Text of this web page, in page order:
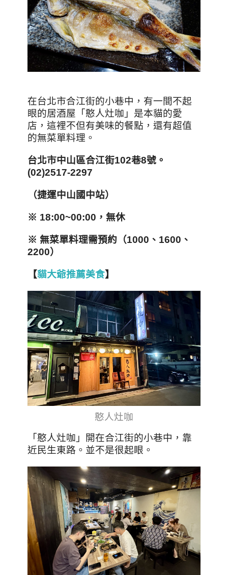
在台北市合江街的小巷中，有一間不起
眼的居酒屋「憨人灶咖」是本貓的愛
店，這裡不但有美味的餐點，還有超值
的無菜單料理。
台北市中山區合江街102巷8號 。
(02)2517-2297
（捷運中山國中站）
※ 18:00~00:00，無休
※ 無菜單料理需預約（1000、1600、
2200）
【貓大爺推薦美食】
憨人灶咖
「憨人灶咖」開在合江街的小巷中，靠
近民生東路。並不是很起眼。